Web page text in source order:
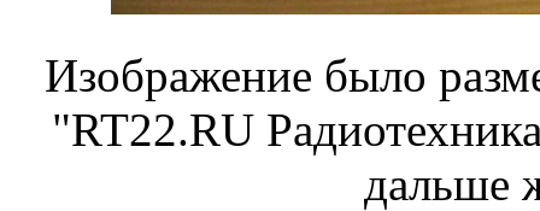
Изображение было
"RT22.RU
дальше